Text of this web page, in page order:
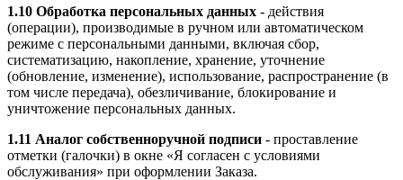
1.10 Обработка персональных данных - действия
(операции), производимые в ручном или автоматическом
режиме с персональными данными, включая сбор,
систематизацию, накопление, хранение, уточнение
(обновление, изменение), использование, распространение (в
том числе передача), обезличивание, блокирование и
уничтожение персональных данных.
1.11 Аналог собственноручной подписи - проставление
отметки (галочки) в окне «Я согласен с условиями
обслуживания» при оформлении Заказа.